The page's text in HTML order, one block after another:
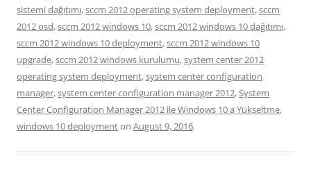
sistemi dağıtımı,sccm 2012 operating system deployment,sccm
2012 osd,sccm 2012 windows 10,sccm 2012 windows 10 dağıtımı,
sccm 2012 windows 10 deployment,sccm 2012 windows 10
upgrade,sccm 2012 windows kurulumu,system center 2012
operating system deployment,system center configuration
manager,system center configuration manager 2012,System
Center Configuration Manager 2012 ile Windows 10 a Yükseltme,
windows 10 deploymenton August 9, 2016.